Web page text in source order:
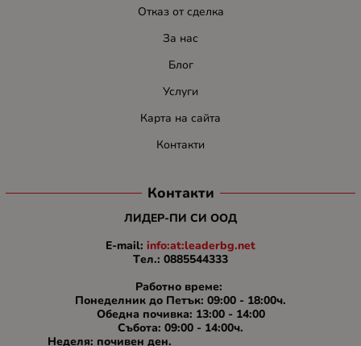
Отказ от сделка
За нас
Блог
Услуги
Карта на сайта
Контакти
Контакти
ЛИДЕР-ПИ СИ ООД
E-mail: info:at:leaderbg.net
Tел.: 0885544333
Работно време:
Понеделник до Петък: 09:00 - 18:00ч.
Обедна почивка: 13:00 - 14:00
Събота: 09:00 - 14:00ч.
Неделя: почивен ден.